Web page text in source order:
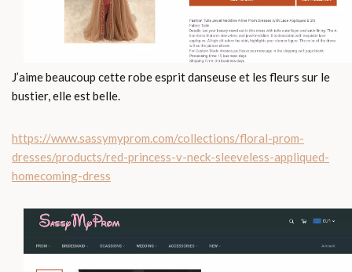
J’aime beaucoup cette robe esprit danseuse et les fleurs sur le
bustier, elle est belle.
https://www.sassymyprom.com/collections/floral-prom-
dresses/products/red-princess-v-neck-sleeveless-appliqued-
homecoming-dress